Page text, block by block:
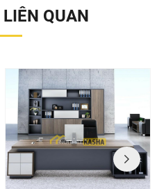
QUAN